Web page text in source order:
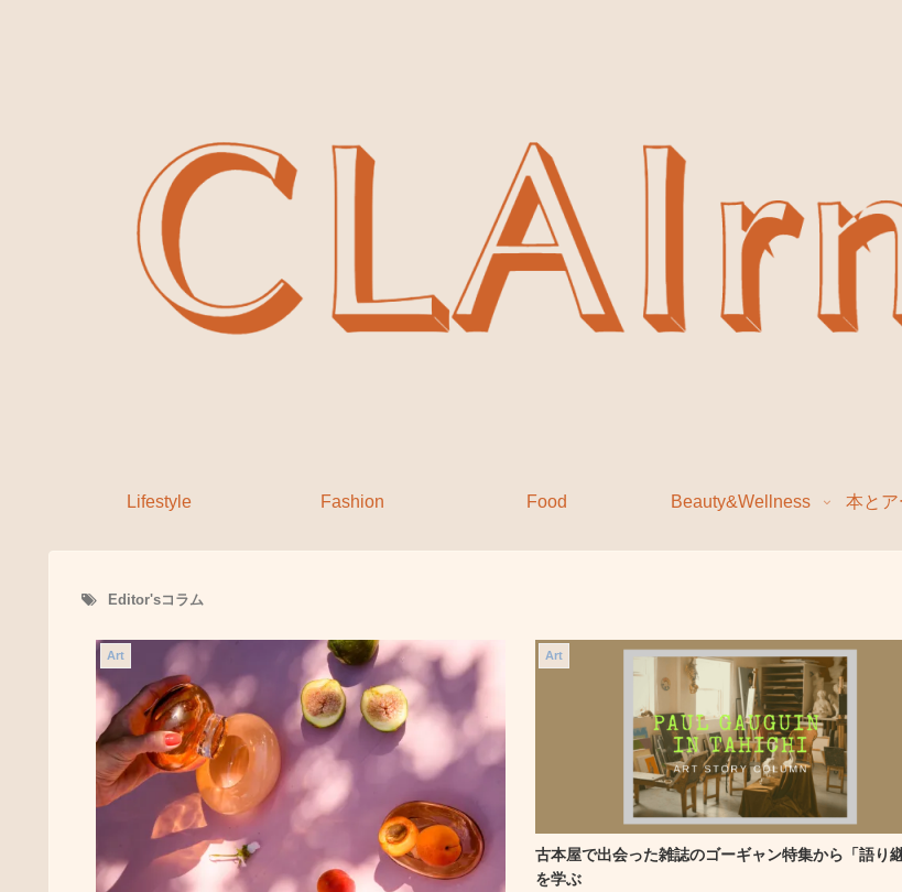
Lifestyle Fashion Food Beauty&Wellness 本と
Editor'sコラム
Art Art
古本屋で出会った雑誌のゴーギャン特集から「語り継
を学ぶ